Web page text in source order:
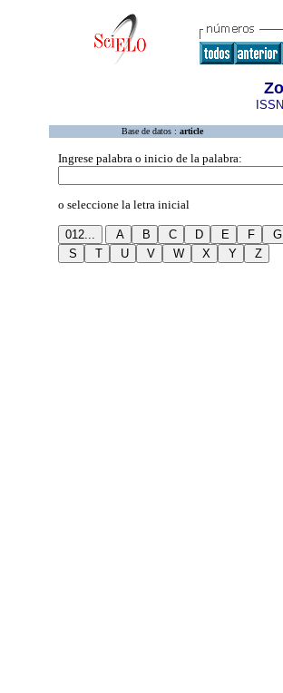
Base de datos : article
Ingrese palabra o inicio de la palabra:
o seleccione la letra inicial